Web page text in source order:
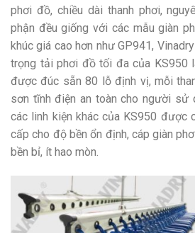
phơi đồ, chiều dài thanh phơi,
phận đều giống với các mẫu giàn
khúc giá cao hơn như GP941,
trọng tải phơi đồ tối đa của KS950
được đúc sẵn 80 lỗ định vị, mỗi
sơn tĩnh điện an toàn cho người sử
các linh kiện khác của KS950 được
cấp cho độ bền ổn định, cáp giàn
bền bỉ, ít hao mòn.